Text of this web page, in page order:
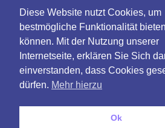
Die Eintracht
den ersten
Champions-
geschafft.
sich vor allem
Torlaune.
Diese Website nutzt Cookies, um
bestmögliche Funktionalität
können. Mit der Nutzung unserer
Internetseite, erklären Sie Sich
einverstanden, dass Cookies
dürfen. Mehr hierzu
Ok